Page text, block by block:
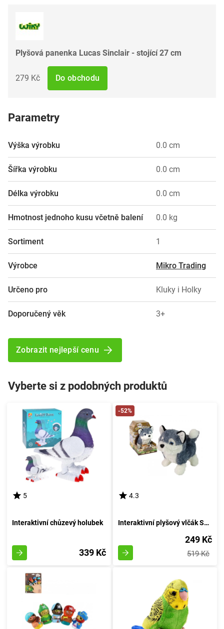
Plyšová panenka Lucas Sinclair - stojící 27 cm
279 Kč Do obchodu
Parametry
Výška výrobku 0.0 cm
Šířka výrobku 0.0 cm
Délka výrobku 0.0 cm
Hmotnost jednoho kusu včetně balení 0.0 kg
Sortiment 1
Výrobce Mikro Trading
Určeno pro Kluky i Holky
Doporučený věk 3+
Zobrazit nejlepší cenu
Vyberte si z podobných produktů
5
Interaktivní chůzevý holubek
339 Kč
-52%
4.3
Interaktivní plyšový vlčák Severský
249 Kč
519 Kč